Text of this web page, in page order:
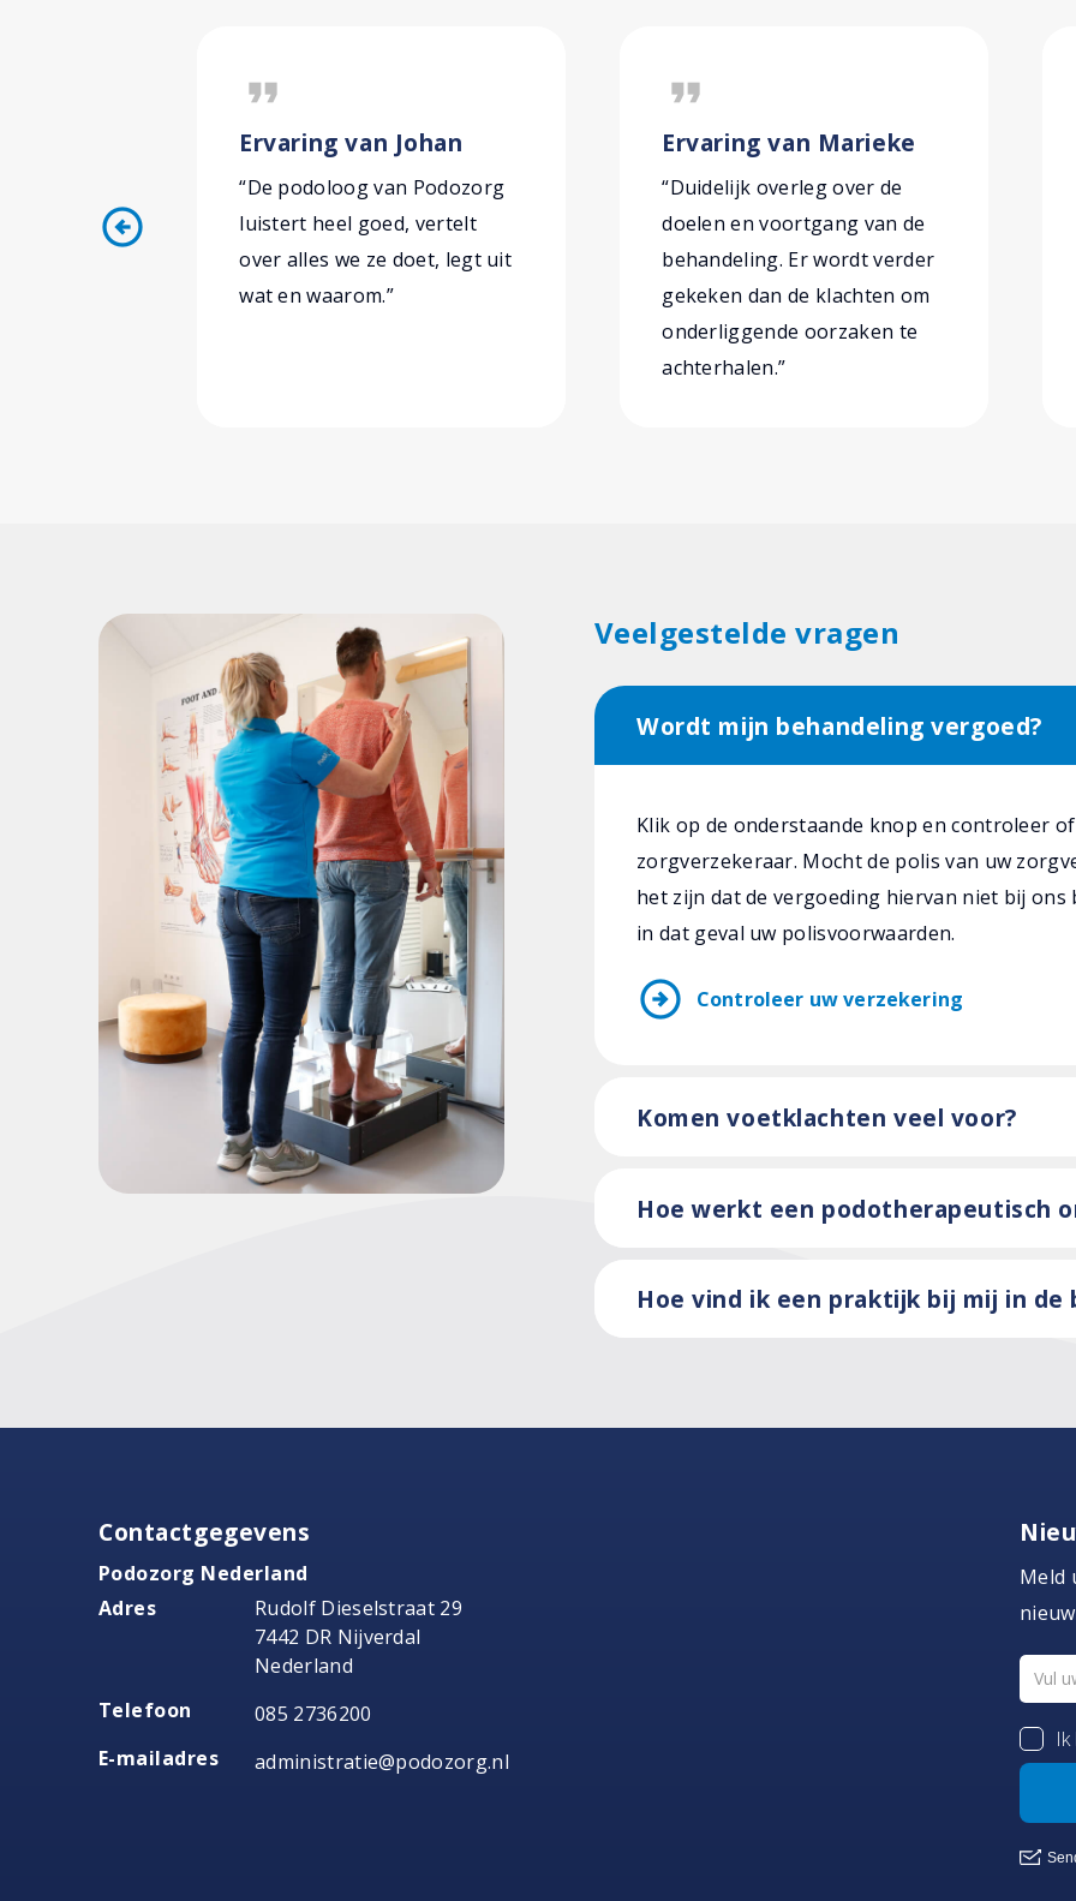
arrow_circle_left
format_quote
Ervaring van Johan
“De podoloog van Podozorg
luistert heel goed, vertelt
over alles we ze doet, legt uit
wat en waarom.”
format_quote
Ervaring van Marieke
“Duidelijk overleg over de
doelen en voortgang van de
behandeling. Er wordt verder
gekeken dan de klachten om
onderliggende oorzaken te
achterhalen.”
Veelgestelde vragen
Wordt mijn behandeling vergoed?
Klik op de onderstaande knop en controleer
zorgverzekeraar. Mocht de polis van uw
het zijn dat de vergoeding hiervan niet bij ons
in dat geval uw polisvoorwaarden.
arrow_circle_right Controleer uw verzekering
Komen voetklachten veel voor?
Hoe werkt een podotherapeutisch
Hoe vind ik een praktijk bij mij in de
Contactgegevens
Podozorg Nederland
Adres
Rudolf Dieselstraat 29
7442 DR Nijverdal
Nederland
Telefoon
085 2736200
E-mailadres
administratie@podozorg.nl
Meld